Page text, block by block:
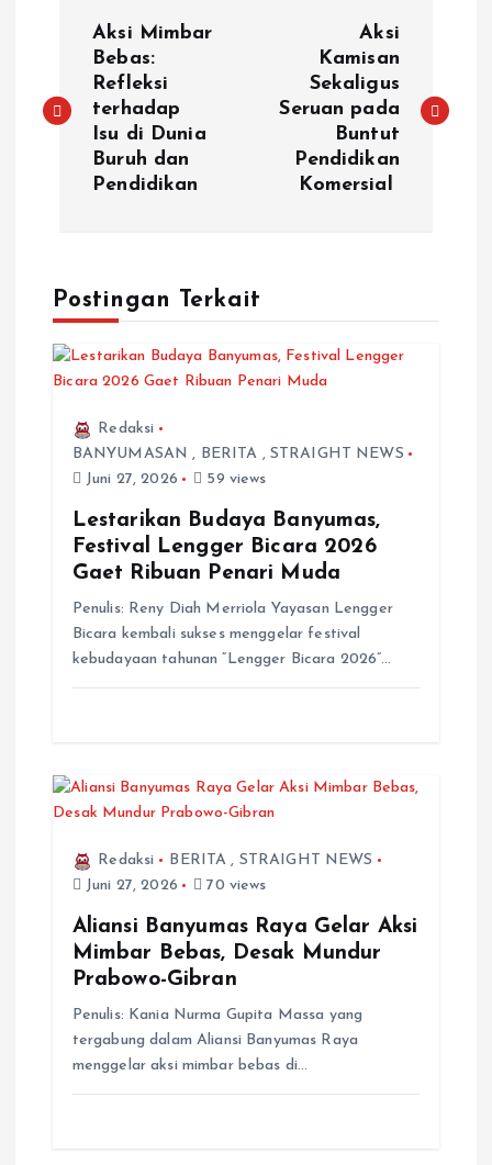
Aksi Mimbar
Bebas:
Refleksi
terhadap
Isu di Dunia
Buruh dan
Pendidikan
Aksi
Kamisan
Sekaligus
Seruan pada
Buntut
Pendidikan
Komersial
Postingan Terkait
Redaksi
BANYUMASAN , BERITA , STRAIGHT NEWS
Juni 27, 2026
59 views
Lestarikan Budaya Banyumas,
Festival Lengger Bicara 2026
Gaet Ribuan Penari Muda
Penulis: Reny Diah Merriola Yayasan Lengger
Bicara kembali sukses menggelar festival
kebudayaan tahunan “Lengger Bicara 2026”…
Redaksi BERITA , STRAIGHT NEWS
Juni 27, 2026
70 views
Aliansi Banyumas Raya Gelar Aksi
Mimbar Bebas, Desak Mundur
Prabowo-Gibran
Penulis: Kania Nurma Gupita Massa yang
tergabung dalam Aliansi Banyumas Raya
menggelar aksi mimbar bebas di…